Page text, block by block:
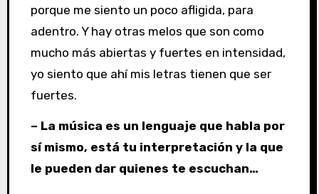
porque me siento un poco afligida, para
adentro. Y hay otras melos que son como
mucho más abiertas y fuertes en intensidad,
yo siento que ahí mis letras tienen que ser
fuertes.
– La música es un lenguaje que habla por
sí mismo, está tu interpretación y la que
le pueden dar quienes te escuchan…